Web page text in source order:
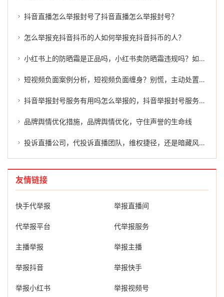
抖音直播怎么举报封号了抖音直播怎么举报封号？
怎么举报充抖音抖币的人如何举报充抖音抖币的人？
小红书上的防晒霜是正品吗，小红书卖防晒霜违规吗？如何有效举报？
短视频负面案例分析，短视频负面缠身？别慌，主动处置才是正解
抖音举报封号服务有用吗怎么举报的，抖音举报封号服务有用吗？怎么举报才能有效维权？
品牌舆情优化措施，品牌舆情优化，守住声誉的生命线
投诉直播公司，代投诉直播团队，维权捷径，还是暗藏风险？
友情链接
快手代举报 举报直播间
代举报平台 代举报服务
主播举报 举报主播
举报抖音 举报快手
举报小红书 举报视频号